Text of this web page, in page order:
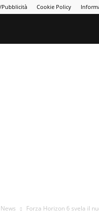
Cookie Policy
News Forza Horizon 6 svela il